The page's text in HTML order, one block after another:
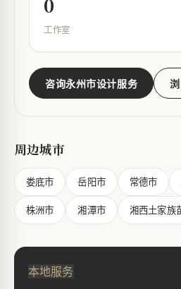
工作室
咨询永州市设计服务
周边城市
娄底市 岳阳市 常德市
株洲市 湘潭市 湘西土家族
本地服务